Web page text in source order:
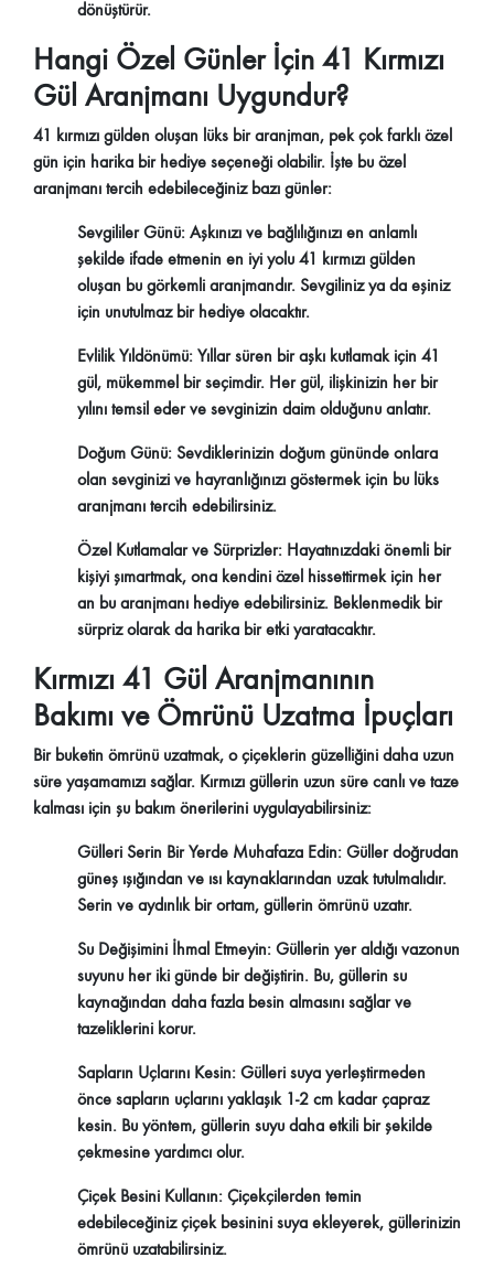
dönüştürür.
Hangi Özel Günler İçin 41 Kırmızı
Gül Aranjmanı Uygundur?
41 kırmızı gülden oluşan lüks bir aranjman, pek çok farklı özel
gün için harika bir hediye seçeneği olabilir. İşte bu özel
aranjmanı tercih edebileceğiniz bazı günler:
Sevgililer Günü: Aşkınızı ve bağlılığınızı en anlamlı
şekilde ifade etmenin en iyi yolu 41 kırmızı gülden
oluşan bu görkemli aranjmandır. Sevgiliniz ya da eşiniz
için unutulmaz bir hediye olacaktır.
Evlilik Yıldönümü: Yıllar süren bir aşkı kutlamak için 41
gül, mükemmel bir seçimdir. Her gül, ilişkinizin her bir
yılını temsil eder ve sevginizin daim olduğunu anlatır.
Doğum Günü: Sevdiklerinizin doğum gününde onlara
olan sevginizi ve hayranlığınızı göstermek için bu lüks
aranjmanı tercih edebilirsiniz.
Özel Kutlamalar ve Sürprizler: Hayatınızdaki önemli bir
kişiyi şımartmak, ona kendini özel hissettirmek için her
an bu aranjmanı hediye edebilirsiniz. Beklenmedik bir
sürpriz olarak da harika bir etki yaratacaktır.
Kırmızı 41 Gül Aranjmanının
Bakımı ve Ömrünü Uzatma İpuçları
Bir buketin ömrünü uzatmak, o çiçeklerin güzelliğini daha uzun
süre yaşamamızı sağlar. Kırmızı güllerin uzun süre canlı ve taze
kalması için şu bakım önerilerini uygulayabilirsiniz:
Gülleri Serin Bir Yerde Muhafaza Edin: Güller doğrudan
güneş ışığından ve ısı kaynaklarından uzak tutulmalıdır.
Serin ve aydınlık bir ortam, güllerin ömrünü uzatır.
Su Değişimini İhmal Etmeyin: Güllerin yer aldığı vazonun
suyunu her iki günde bir değiştirin. Bu, güllerin su
kaynağından daha fazla besin almasını sağlar ve
tazeliklerini korur.
Sapların Uçlarını Kesin: Gülleri suya yerleştirmeden
önce sapların uçlarını yaklaşık 1-2 cm kadar çapraz
kesin. Bu yöntem, güllerin suyu daha etkili bir şekilde
çekmesine yardımcı olur.
Çiçek Besini Kullanın: Çiçekçilerden temin
edebileceğiniz çiçek besinini suya ekleyerek, güllerinizin
ömrünü uzatabilirsiniz.